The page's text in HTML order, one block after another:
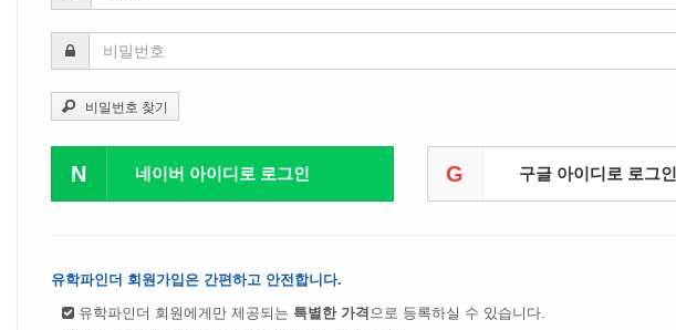
비밀번호 찾기
N 네이버 아이디로 로그인 G 구글 아이디로 로그인
유학파인더 회원가입은 간편하고 안전합니다.
유학파인더 회원에게만 제공되는 특별한 가격 으로 등록하실 수 있습니다.